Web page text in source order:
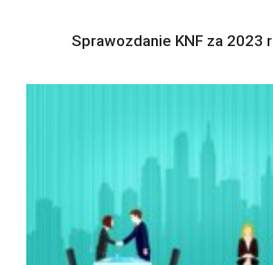
Sprawozdanie KNF za 2023